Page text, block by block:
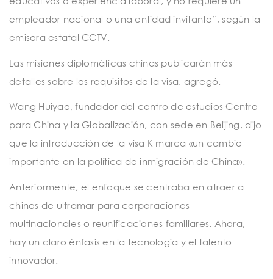
empleador nacional o una entidad invitante”, según la
emisora ​​estatal CCTV.
Las misiones diplomáticas chinas publicarán más
detalles sobre los requisitos de la visa, agregó.
Wang Huiyao, fundador del centro de estudios Centro
para China y la Globalización, con sede en Beijing, dijo
que la introducción de la visa K marca «un cambio
importante en la política de inmigración de China».
Anteriormente, el enfoque se centraba en atraer a
chinos de ultramar para corporaciones
multinacionales o reunificaciones familiares. Ahora,
hay un claro énfasis en la tecnología y el talento
innovador.